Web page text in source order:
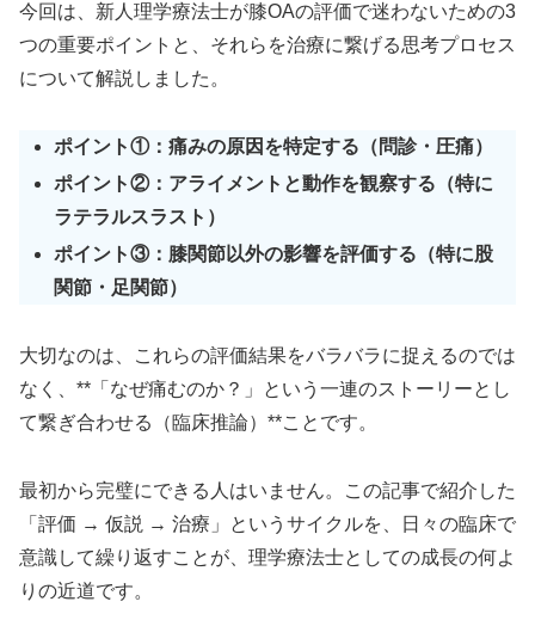
今回は、新人理学療法士が膝OAの評価で迷わないための3
つの重要ポイントと、それらを治療に繋げる思考プロセス
について解説しました。
ポイント①：痛みの原因を特定する（問診・圧痛）
ポイント②：アライメントと動作を観察する（特に
ラテラルスラスト）
ポイント③：膝関節以外の影響を評価する（特に股
関節・足関節）
大切なのは、これらの評価結果をバラバラに捉えるのでは
なく、**「なぜ痛むのか？」という一連のストーリーとし
て繋ぎ合わせる（臨床推論）**ことです。
最初から完璧にできる人はいません。この記事で紹介した
「評価 → 仮説 → 治療」というサイクルを、日々の臨床で
意識して繰り返すことが、理学療法士としての成長の何よ
りの近道です。